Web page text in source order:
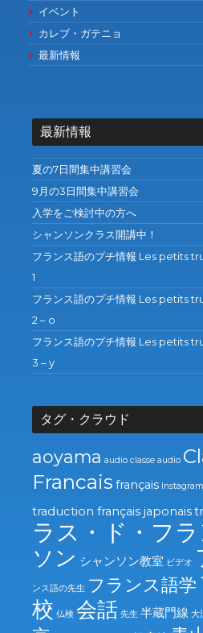
イベント
カレブ・ガテニョ
最新情報
最新情報
夏の7日間集中講習会
9月の3日間集中講習会
入学をご検討中の方へ
シャンソンクラス開講中！
フランス語のプチ情報 Les petits
1
フランス語のプチ情報 Les petits
2 – o
フランス語のプチ情報 Les petits
3 – y
タグ・クラウド
aoyama audio classe audio
Francais français Instagram
traduction français japonais
ラス・ド・フ
ソン シャンソン教室 ビデオ
ンス語の先生 フランス語学
校 仏検 会話 先生 半蔵門線 大